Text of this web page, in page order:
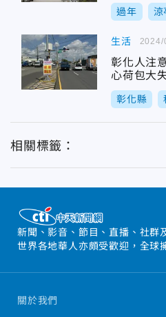
過年 涼
生活
彰化人注
心荷包大
彰化縣
2024/
相關標籤：
新聞、影音、節目、直播、社群
世界各地華人亦頗受歡迎，全球
關於我們